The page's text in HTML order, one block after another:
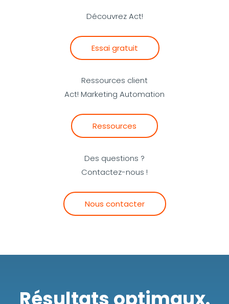
Découvrez Act!
Essai gratuit
Ressources client
Act! Marketing Automation
Ressources
Des questions ?
Contactez-nous !
Nous contacter